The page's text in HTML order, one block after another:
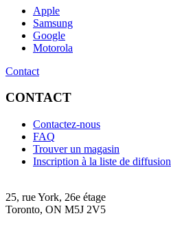
Apple
Samsung
Google
Motorola
Contact
CONTACT
Contactez-nous
FAQ
Trouver un magasin
Inscription à la liste de diffusion
25, rue York, 26e étage
Toronto, ON M5J 2V5